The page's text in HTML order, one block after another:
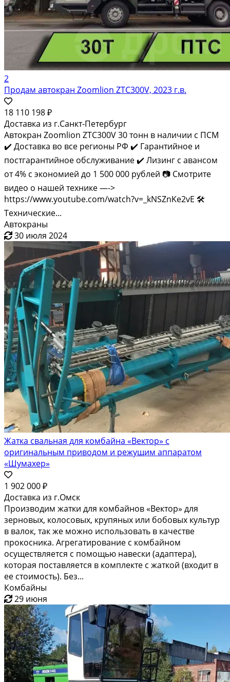
2
Продам автокран Zoomlion ZTC300V, 2023 г.в.
18 110 198 ₽
Доставка из г.Санкт-Петербург
Автокран Zoomlion ZTC300V 30 тонн в наличии с ПСМ
✔️ Доставка во все регионы РФ ✔️ Гарантийное и
постгарантийное обслуживание ✔️ Лизинг с авансом
от 4% с экономией до 1 500 000 рублей 📷 Смотрите
видео о нашей технике —->
https://www.youtube.com/watch?v=_kNSZnKe2vE 🛠️
Технические...
Автокраны
30 июля 2024
Жатка свальная для комбайна «Вектор» с
оригинальным приводом и режущим аппаратом
«Шумахер»
1 902 000 ₽
Доставка из г.Омск
Производим жатки для комбайнов «Вектор» для
зерновых, колосовых, крупяных или бобовых культур
в валок, так же можно использовать в качестве
прокосника. Агрегатирование с комбайном
осуществляется с помощью навески (адаптера),
которая поставляется в комплекте с жаткой (входит в
ее стоимость). Без...
Комбайны
29 июня